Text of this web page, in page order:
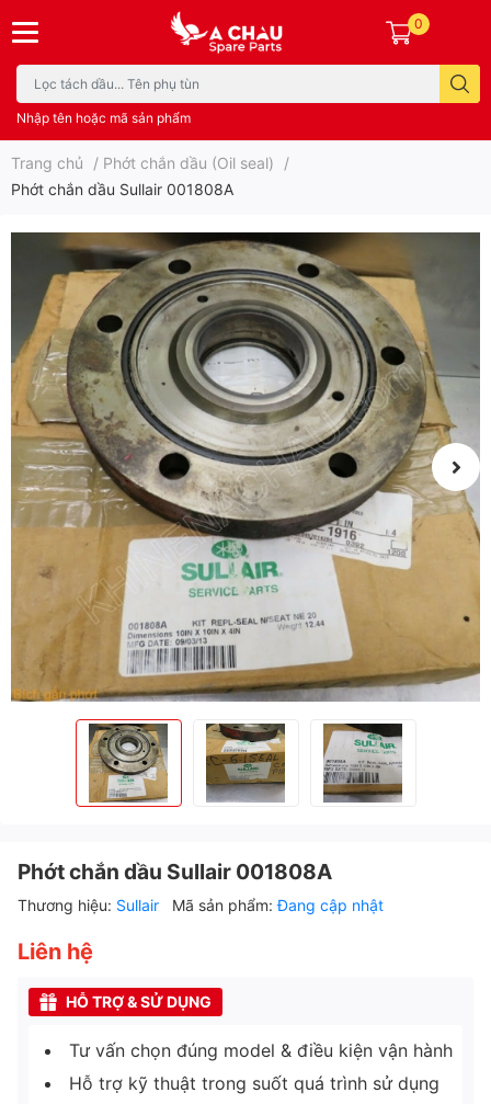
Nhập tên hoặc mã sản phẩm
0
Trang chủ / Phớt chắn dầu (Oil seal)
/
Phớt chắn dầu Sullair 001808A
Phớt chắn dầu Sullair 001808A
Thương hiệu: Sullair Mã sản phẩm:Đang cập nhật
Liên hệ
HỖ TRỢ & SỬ DỤNG
Tư vấn chọn đúng model & điều kiện vận hành
Hỗ trợ kỹ thuật trong suốt quá trình sử dụng